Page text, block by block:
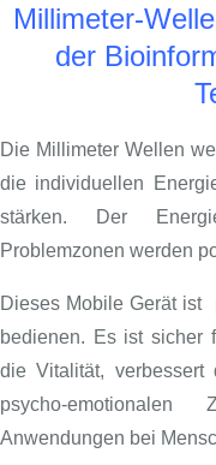
Millimeter-
der
Die Millimeter Wellen
die individuellen
stärken. Der
Problemzonen werden
Dieses Mobile Gerät ist
bedienen. Es ist sicher
die Vitalität, verbessert
psycho-
Anwendungen bei